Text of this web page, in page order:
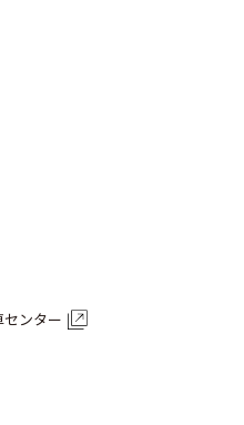
ンター